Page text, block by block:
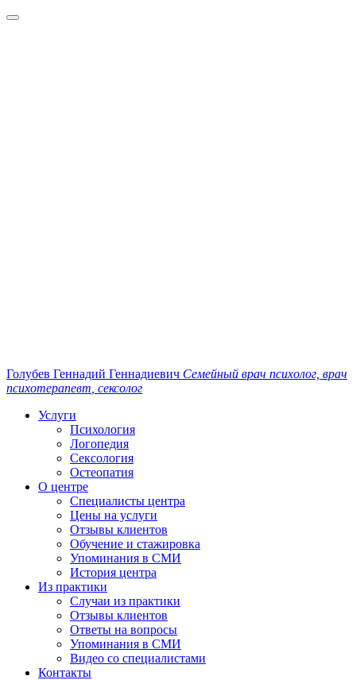
Голубев Геннадий Геннадиевич Семейный врач психолог, врач
психотерапевт , сексолог
Услуги
Психология
Логопедия
Сексология
Остеопатия
О центре
Специалисты центра
Цены на услуги
Отзывы клиентов
Обучение и стажировка
Упоминания в СМИ
История центра
Из практики
Случаи из практики
Отзывы клиентов
Ответы на вопросы
Упоминания в СМИ
Видео со специалистами
Контакты